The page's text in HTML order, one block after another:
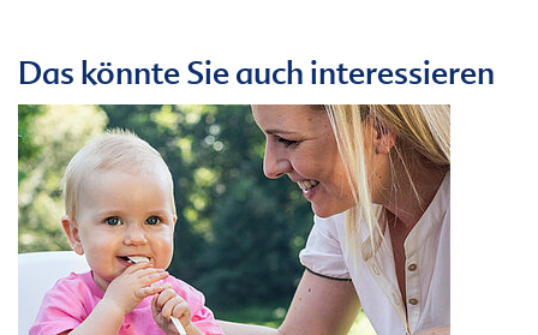
Das könnte Sie auch interessieren